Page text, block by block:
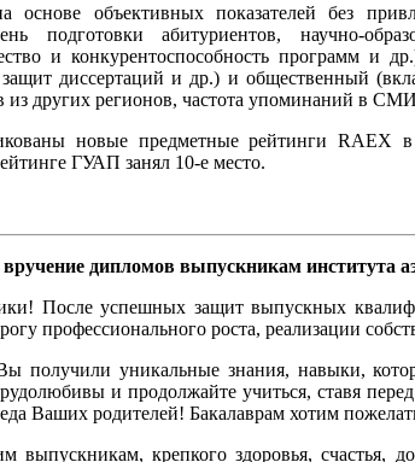
основе объективных показателей без
подготовки абитуриентов, научно-
и конкурентоспособность программ и
защит диссертаций и др.) и общественный
из других регионов, частота упоминаний в
новые предметные рейтинги RAEX
ГУАП занял 10-е место.
вручение дипломов выпускникам института
После успешных защит выпускных
профессионального роста, реализации
получили уникальные знания, навыки,
и продолжайте учиться, ставя
Ваших родителей! Бакалаврам хотим
крепкого здоровья, счастья,